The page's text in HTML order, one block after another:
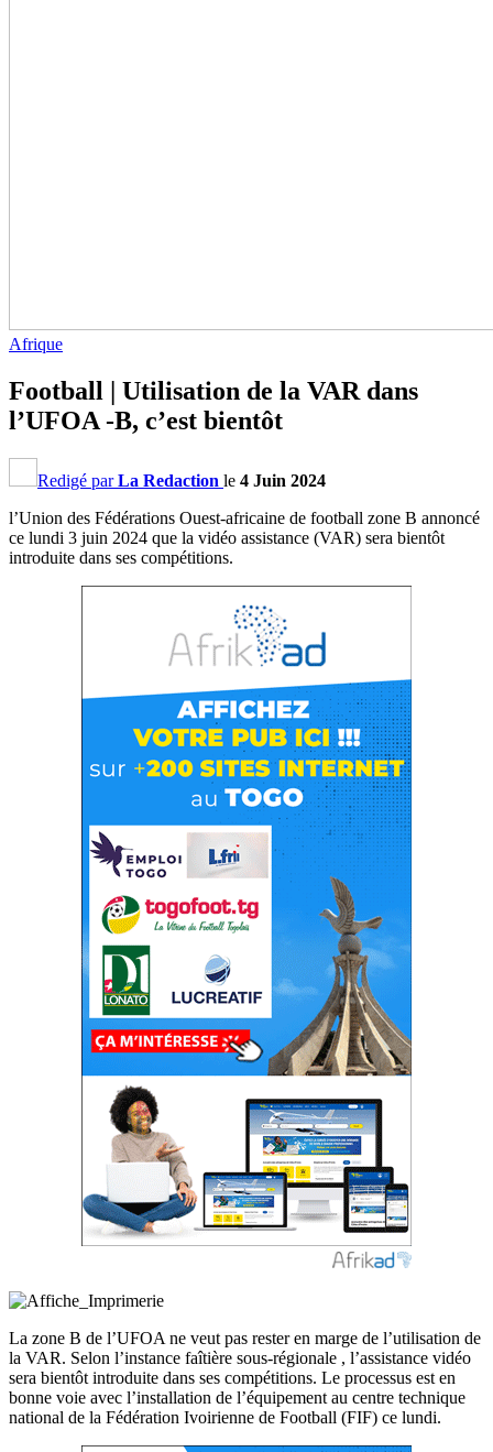
Afrique
Football | Utilisation de la VAR dans
l’UFOA -B, c’est bientôt
Redigé parLa Redaction le 4 Juin 2024
l’Union des Fédérations Ouest-africaine de football zone B annoncé
ce lundi 3 juin 2024 que la vidéo assistance (VAR) sera bientôt
introduite dans ses compétitions.
La zone B de l’UFOA ne veut pas rester en marge de l’utilisation de
la VAR. Selon l’instance faîtière sous-régionale , l’assistance vidéo
sera bientôt introduite dans ses compétitions. Le processus est en
bonne voie avec l’installation de l’équipement au centre technique
national de la Fédération Ivoirienne de Football (FIF) ce lundi.